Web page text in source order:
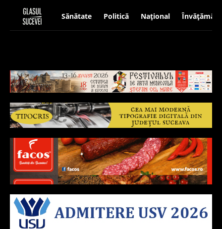
Sănătate Politică Național Învățământ